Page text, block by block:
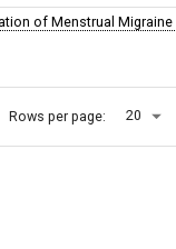
of Menstrual
Rows per page: 20